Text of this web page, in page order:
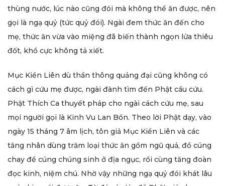
thùng nước, lúc nào cũng đói mà không thể ăn được, nên
gọi là ngạ quỷ (tức quỷ đói). Ngài đem thức ăn đến cho
mẹ, thức ăn vừa vào miệng đã biến thành ngọn lửa thiêu
đốt, khổ cực không tả xiết.
Mục Kiền Liên dù thần thông quảng đại cũng không có
cách gì cứu mẹ được, ngài đành tìm đến Phật cầu cứu.
Phật Thích Ca thuyết pháp cho ngài cách cứu mẹ, sau
mọi người gọi là Kinh Vu Lan Bồn. Theo lời Phật dạy, vào
ngày 15 tháng 7 âm lịch, tôn giả Mục Kiền Liên và các
tăng nhân dùng trăm loại thức ăn gồm ngũ quả, đồ cúng
chay để cúng chúng sinh ở địa ngục, rồi cùng tăng đoàn
đọc kinh, niệm chú. Nhờ vậy những ngạ quỷ đói khát lâu